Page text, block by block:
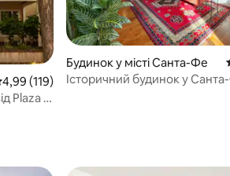
оцінка: 4,99 з 5, відгуки: 119
4,99 (119)
Plaza &
Будинок у місті Санта-Фе
Історичний будинок у